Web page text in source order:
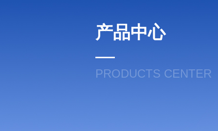
产品中心
PRODUCTS CENTER